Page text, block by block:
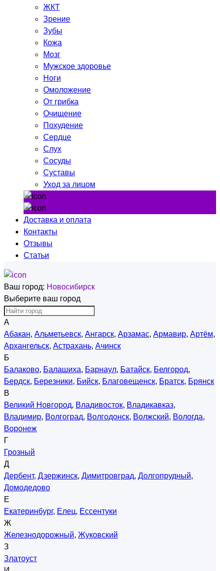
ЖКТ
Зрение
Зубы
Кожа
Мозг
Мужское здоровье
Ноги
Омоложение
От грибка
Очищение
Похудение
Сердце
Слух
Сосуды
Суставы
Уход за лицом
Доставка и оплата
Контакты
Отзывы
Статьи
Ваш город: Новосибирск
Выберите ваш город
А
Абакан, Альметьевск, Ангарск, Арзамас, Армавир, Артём,
Архангельск, Астрахань, Ачинск
Б
Балаково, Балашиха, Барнаул, Батайск, Белгород,
Бердск, Березники, Бийск, Благовещенск, Братск, Брянск
В
Великий Новгород, Владивосток, Владикавказ,
Владимир, Волгоград, Волгодонск, Волжский, Вологда,
Воронеж
Г
Грозный
Д
Дербент, Дзержинск, Димитровград, Долгопрудный,
Домодедово
Е
Екатеринбург, Елец, Ессентуки
Ж
Железнодорожный, Жуковский
З
Златоуст